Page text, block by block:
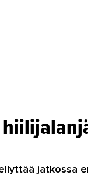
jatkossa